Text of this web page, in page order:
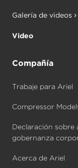
Galería de videos
Video
Compañía
Trabaje para Ariel
Compressor
Declaración sobre
gobernanza
Acerca de Ariel